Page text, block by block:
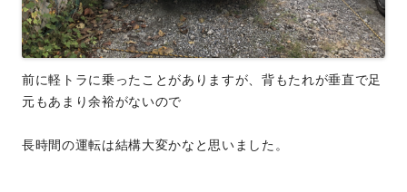
前に軽トラに乗ったことがありますが、背もたれが垂直で足
元もあまり余裕がないので
長時間の運転は結構大変かなと思いました。